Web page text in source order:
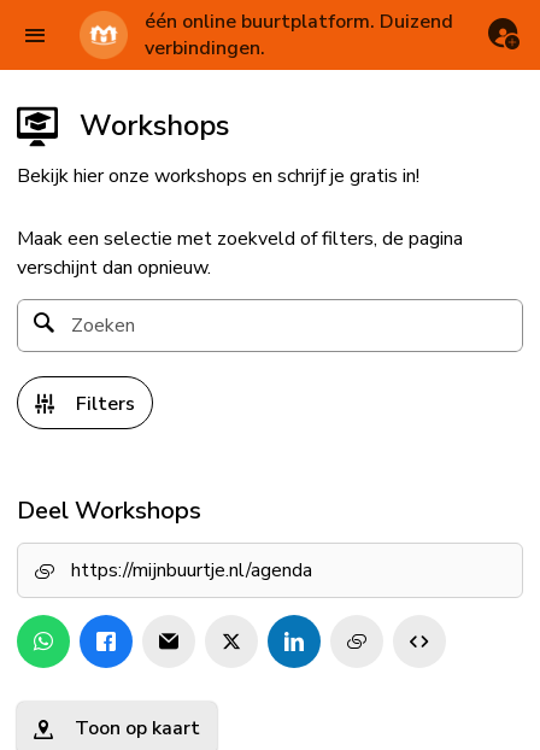
één online buurtplatform. Duizend
verbindingen.
Workshops
Bekijk hier onze workshops en schrijf je gratis in!
Maak een selectie met zoekveld of filters, de pagina
verschijnt dan opnieuw.
Filters
Deel Workshops
https://mijnbuurtje.nl/agenda
Toon op kaart